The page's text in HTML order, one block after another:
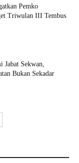
Pemko
Triwulan III Tembus
Jabat Sekwan,
Bukan Sekadar